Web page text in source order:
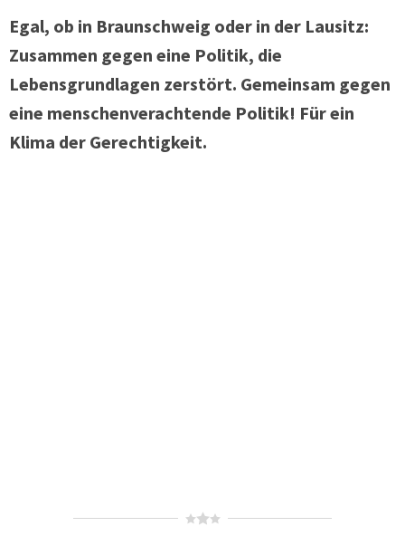
Egal, ob in Braunschweig oder in der Lausitz:
Zusammen gegen eine Politik, die
Lebensgrundlagen zerstört. Gemeinsam gegen
eine menschenverachtende Politik! Für ein
Klima der Gerechtigkeit.